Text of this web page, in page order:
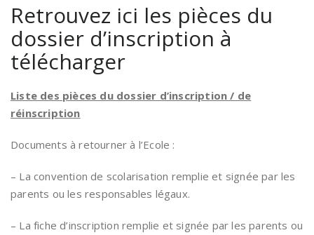
Retrouvez ici les pièces du
dossier d’inscription à
télécharger
Liste des pièces du dossier d’inscription / de
réinscription
Documents à retourner à l’Ecole :
– La convention de scolarisation remplie et signée par les
parents ou les responsables légaux.
– La fiche d’inscription remplie et signée par les parents ou